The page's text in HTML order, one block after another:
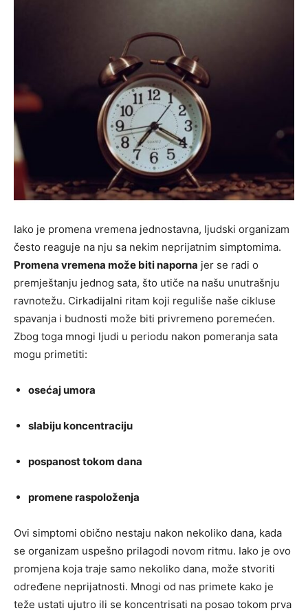
Iako je promena vremena jednostavna, ljudski organizam
često reaguje na nju sa nekim neprijatnim simptomima.
Promena vremena može biti naporna jer se radi o
premještanju jednog sata, što utiče na našu unutrašnju
ravnotežu. Cirkadijalni ritam koji reguliše naše cikluse
spavanja i budnosti može biti privremeno poremećen.
Zbog toga mnogi ljudi u periodu nakon pomeranja sata
mogu primetiti:
osećaj umora
slabiju koncentraciju
pospanost tokom dana
promene raspoloženja
Ovi simptomi obično nestaju nakon nekoliko dana, kada
se organizam uspešno prilagodi novom ritmu. Iako je ovo
promjena koja traje samo nekoliko dana, može stvoriti
određene neprijatnosti. Mnogi od nas primete kako je
teže ustati ujutro ili se koncentrisati na posao tokom prva